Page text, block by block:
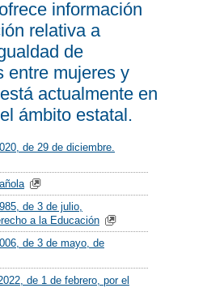
información
relativa a
de
entre mujeres y
actualmente en
ámbito estatal.
de 29 de diciembre.
de 3 de julio,
a la Educación
de 3 de mayo, de
de 1 de febrero, por el